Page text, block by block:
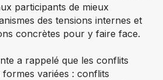
participants de mieux
des tensions internes et
concrètes pour y faire face.
a rappelé que les conflits
variées : conflits